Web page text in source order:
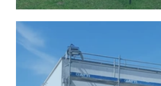
EFH